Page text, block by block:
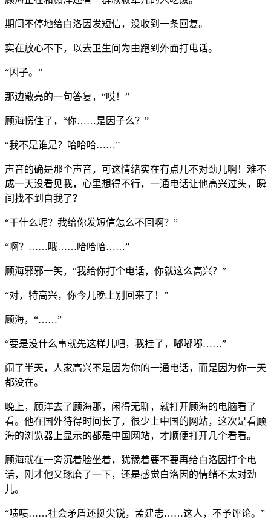
期间不停地给白洛因发短信，没收到一条回复。
实在放心不下，以去卫生间为由跑到外面打电话。
“因子。”
那边敞亮的一句答复，“哎！”
顾海愣住了，“你……是因子么？”
“我不是谁是？哈哈哈……”
声音的确是那个声音，可这情绪实在有点儿不对劲儿啊！难不
成一天没看见我，心里想得不行，一通电话让他高兴过头，瞬
间找不到自我了？
“干什么呢？我给你发短信怎么不回啊？”
“啊？……哦……哈哈哈……”
顾海邪邪一笑，“我给你打个电话，你就这么高兴？”
“对，特高兴，你今儿晚上别回来了！”
顾海，“……”
“要是没什么事就先这样儿吧，我挂了，嘟嘟嘟……”
闹了半天，人家高兴不是因为你的一通电话，而是因为你一天
都没在。
晚上，顾洋去了顾海那，闲得无聊，就打开顾海的电脑看了
看。他在国外待得时间长了，很少上中国的网站，这次是看顾
海的浏览器上显示的都是中国网站，才顺便打开几个看看。
顾海就在一旁沉着脸坐着，犹豫着要不要再给白洛因打个电
话，刚才他又琢磨了一下，还是感觉白洛因的情绪不太对劲
儿。
“啧啧……社会矛盾还挺尖锐，孟建志……这人，不予评论。”